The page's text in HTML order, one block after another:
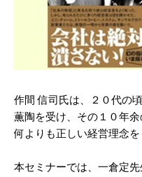
作間 信司氏は、２０代の
薫陶を受け、その１０年
何よりも正しい経営理念を
本セミナーでは、一倉定